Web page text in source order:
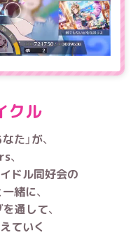
クル
た」が、
、
ドル同好会の
一緒に、
通して、
ていく